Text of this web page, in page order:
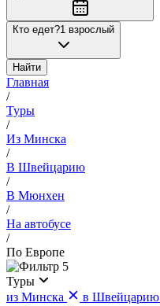
Кто едет?1 взрослый
Найти
Главная
/
Туры
/
Из Минска
/
В Швейцарию
/
В Мюнхен
/
На автобусе
/
По Европе
5
Туры
из Минска
в Швейцарию